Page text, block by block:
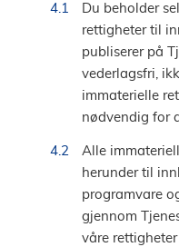
Du beholder
rettigheter til
publiserer på
vederlagsfri,
immaterielle
nødvendig for
Alle
herunder til
programvare
gjennom
våre